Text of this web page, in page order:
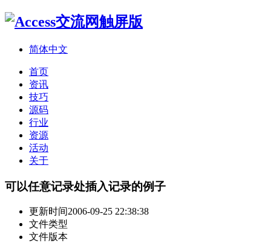
简体中文
首页
资讯
技巧
源码
行业
资源
活动
关于
可以任意记录处插入记录的例子
更新时间2006-09-25 22:38:38
文件类型
文件版本